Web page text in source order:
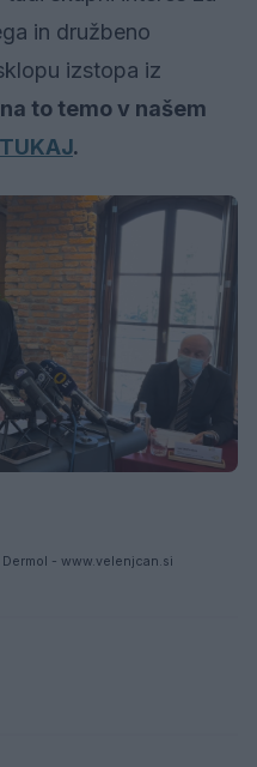
in družbeno
izstopa iz
to temo v našem
TUKAJ.
- www.velenjcan.si